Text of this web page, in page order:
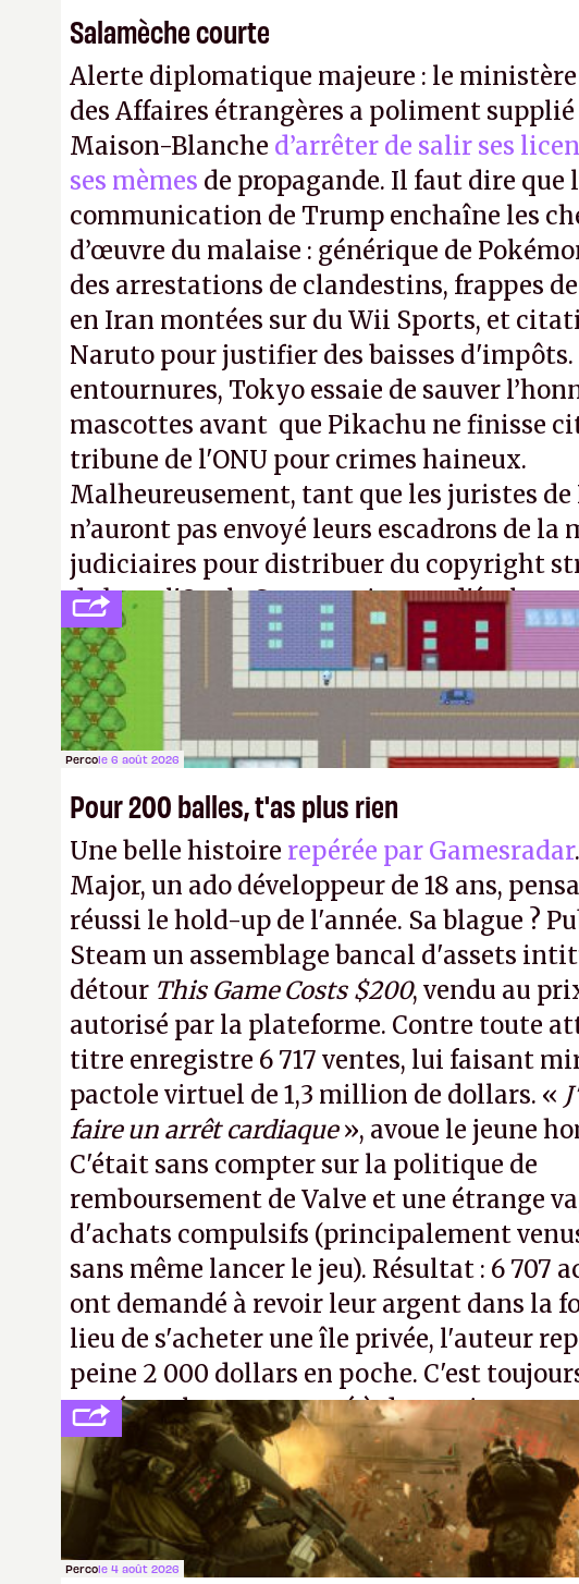
Salamèche courte
Alerte diplomatique majeure : le
des Affaires étrangères a poliment
Maison-Blanche d’arrêter de salir ses
ses mèmes de propagande. Il faut dire que
communication de Trump enchaîne les
d’œuvre du malaise : générique de
des arrestations de clandestins, frappes
en Iran montées sur du Wii Sports, et
Naruto pour justifier des baisses d'impôts.
entournures, Tokyo essaie de sauver
mascottes avant que Pikachu ne finisse
tribune de l'ONU pour crimes haineux.
Malheureusement, tant que les juristes
n’auront pas envoyé leurs escadrons de la
judiciaires pour distribuer du copyright
de bras, l'Oncle Sam continuera d'étaler
intellectuelle sur vos souvenirs d'enfance.
Percole 6 août 2026
Pour 200 balles, t'as plus rien
Une belle histoire repérée par Gamesradar
Major, un ado développeur de 18 ans,
réussi le hold-up de l'année. Sa blague ?
Steam un assemblage bancal d'assets
détour This Game Costs $200, vendu au
autorisé par la plateforme. Contre toute
titre enregistre 6 717 ventes, lui faisant
pactole virtuel de 1,3 million de dollars. «
faire un arrêt cardiaque», avoue le jeune
C'était sans compter sur la politique de
remboursement de Valve et une étrange
d'achats compulsifs (principalement
sans même lancer le jeu). Résultat : 6 707
ont demandé à revoir leur argent dans la
lieu de s'acheter une île privée, l'auteur
peine 2 000 dollars en poche. C'est
payé que le temps passé à dev, mais ça
petits malins qu'on ne braque pas Gabe
facilement.P.
Percole 4 août 2026